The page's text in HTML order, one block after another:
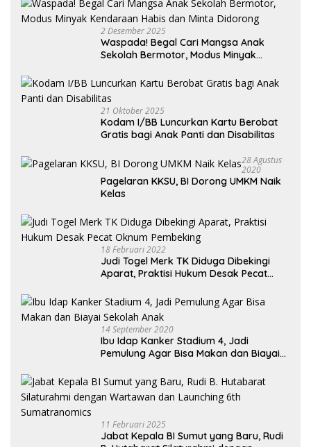
2 Desember 2025
Waspada! Begal Cari Mangsa Anak
Sekolah Bermotor, Modus Minyak
21 Oktober 2025
Kodam I/BB Luncurkan Kartu Berobat
Gratis bagi Anak Panti dan Disabilitas
28 Agustus
2020
Pagelaran KKSU, BI Dorong UMKM Naik
Kelas
18 Februari 2022
Judi Togel Merk TK Diduga Dibekingi
Aparat, Praktisi Hukum Desak Pecat
14 September 2020
Ibu Idap Kanker Stadium 4, Jadi
Pemulung Agar Bisa Makan dan Biayai
11 Februari 2025
Jabat Kepala BI Sumut yang Baru, Rudi